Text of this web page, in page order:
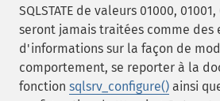
SQLSTATE de valeurs 01000,
seront jamais traitées comme des
d'informations sur la façon de
comportement, se reporter à la
fonction sqlsrv_configure() ainsi